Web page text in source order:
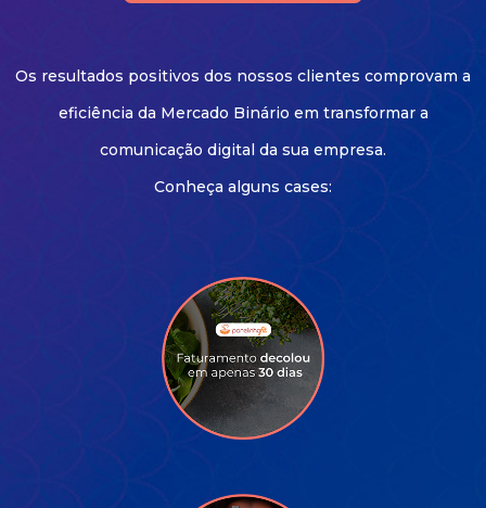
Os resultados positivos dos nossos clientes comprovam a
eficiência da Mercado Binário em transformar a
comunicação digital da sua empresa.
Conheça alguns cases: